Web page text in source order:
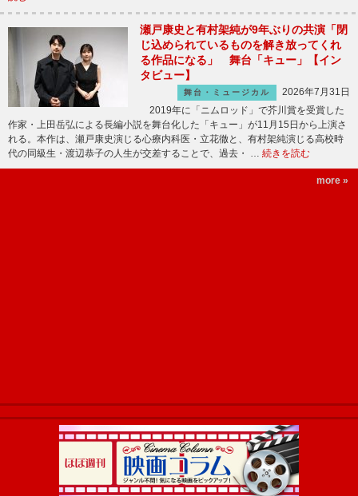
瀬戸康史と有村架純が9年ぶりの共演「閉
じ込められているものを解き放ってくれ
る作品になる」 舞台「キュー」【イン
タビュー】
舞台・ミュージカル
2026年7月31日
2019年に「ニムロッド」で芥川賞を受賞した
作家・上田岳弘による長編小説を舞台化した「キュー」が11月15日から上演さ
れる。本作は、瀬戸康史演じる心療内科医・立花徹と、有村架純演じる高校時
代の同級生・渡辺恭子の人生が交差することで、過去・ … 続きを読む
more »